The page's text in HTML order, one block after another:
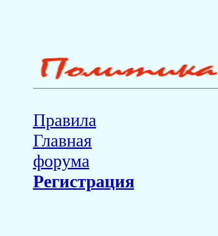
Правила
Главная
форума
Регистрация